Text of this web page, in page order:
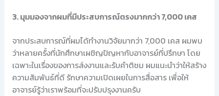
3. มุมมองจากผมที่มีประสบการณ์ตรงมากกว่า 7,000 เคส
จากประสบการณ์ที่ผมได้ทำงานวิจัยมากว่า 7,000 เคส ผมพบ
ว่าหลายครั้งที่นักศึกษาเผชิญปัญหากับอาจารย์ที่ปรึกษา โดย
เฉพาะในเรื่องของการส่งงานและรับคำติชม ผมแนะนำว่าให้สร้าง
ความสัมพันธ์ที่ดี รักษาความเปิดเผยในการสื่อสาร เพื่อให้
อาจารย์รู้ว่าเราพร้อมที่จะปรับปรุงงานครับ